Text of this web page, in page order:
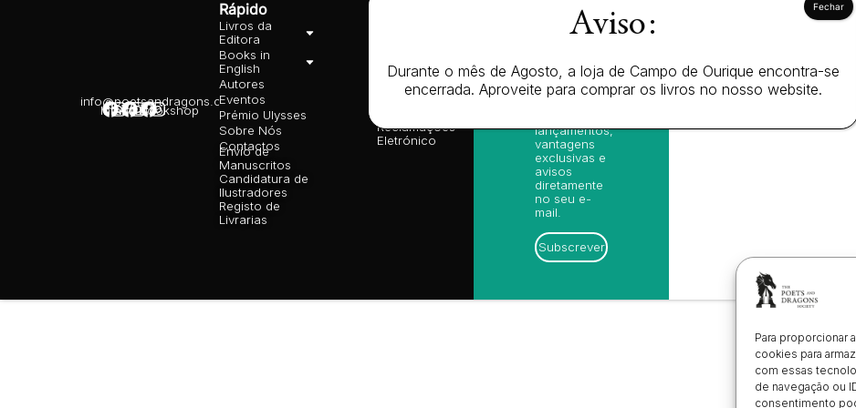
Para proporcionar
cookies para
com essas
de navegação ou
consentimento
info@poetsandragons.com
InfantilAdultoBookshop
Rápido
Livros da
Editora
Books in
English
Autores
Eventos
Prémio Ulysses
Sobre Nós
Contactos
Envio de
Manuscritos
Candidatura de
Ilustradores
Registo de
Livrarias
privacidade
Política de
Cookies (EU)
Reclamações
Eletrónico
Subscreva-
se na nossa
newsletter e
sugestões
de leitura,
lançamentos,
vantagens
exclusivas e
avisos
diretamente
no seu e-
mail.
Subscrever
Aviso:
Durante o mês de Agosto, a loja de Campo de Ourique encontra-se
encerrada. Aproveite para comprar os livros no nosso website.